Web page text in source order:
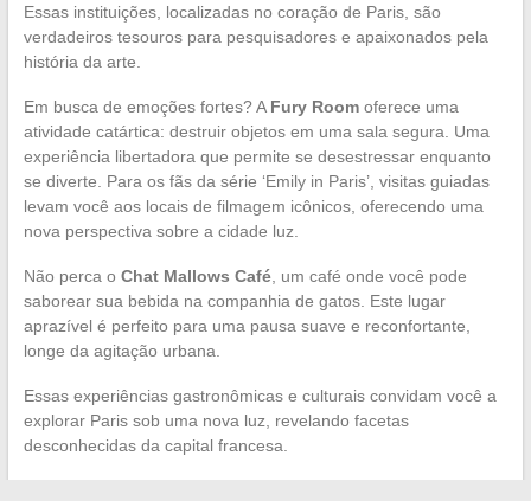
Essas instituições, localizadas no coração de Paris, são
verdadeiros tesouros para pesquisadores e apaixonados pela
história da arte.
Em busca de emoções fortes? A Fury Roomoferece uma
atividade catártica: destruir objetos em uma sala segura. Uma
experiência libertadora que permite se desestressar enquanto
se diverte. Para os fãs da série ‘Emily in Paris’, visitas guiadas
levam você aos locais de filmagem icônicos, oferecendo uma
nova perspectiva sobre a cidade luz.
Não perca o Chat Mallows Café, um café onde você pode
saborear sua bebida na companhia de gatos. Este lugar
aprazível é perfeito para uma pausa suave e reconfortante,
longe da agitação urbana.
Essas experiências gastronômicas e culturais convidam você a
explorar Paris sob uma nova luz, revelando facetas
desconhecidas da capital francesa.